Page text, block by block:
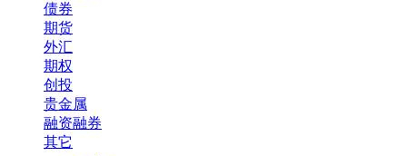
债券
期货
外汇
期权
创投
贵金属
融资融券
其它